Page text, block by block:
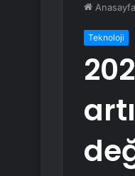
Anasayfa
Teknoloji